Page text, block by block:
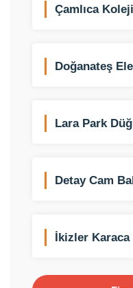
Çamlıca Koleji
Doğanateş
Lara Park
Detay Cam
İkizler Karaca